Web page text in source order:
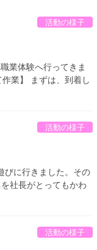
活動の様子
業体験へ行ってきま
業】 まずは、到着し
活動の様子
びに行きました。その
社長がとってもかわ
活動の様子